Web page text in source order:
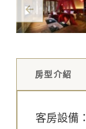
arrow_back
房型介紹
客房設備：